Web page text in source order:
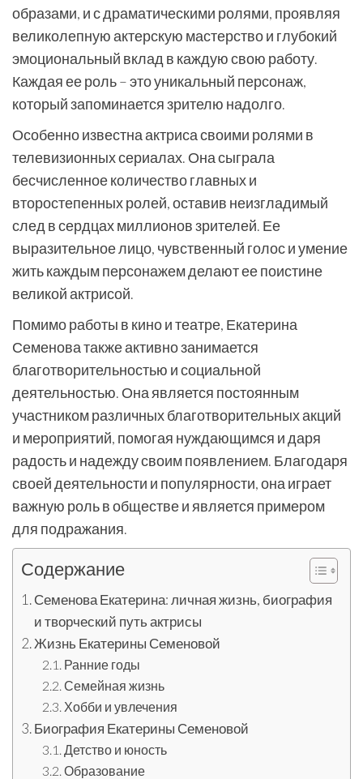
образами, и с драматическими ролями, проявляя
великолепную актерскую мастерство и глубокий
эмоциональный вклад в каждую свою работу.
Каждая ее роль – это уникальный персонаж,
который запоминается зрителю надолго.
Особенно известна актриса своими ролями в
телевизионных сериалах. Она сыграла
бесчисленное количество главных и
второстепенных ролей, оставив неизгладимый
след в сердцах миллионов зрителей. Ее
выразительное лицо, чувственный голос и умение
жить каждым персонажем делают ее поистине
великой актрисой.
Помимо работы в кино и театре, Екатерина
Семенова также активно занимается
благотворительностью и социальной
деятельностью. Она является постоянным
участником различных благотворительных акций
и мероприятий, помогая нуждающимся и даря
радость и надежду своим появлением. Благодаря
своей деятельности и популярности, она играет
важную роль в обществе и является примером
для подражания.
Содержание
Семенова Екатерина: личная жизнь, биография
и творческий путь актрисы
Жизнь Екатерины Семеновой
Ранние годы
Семейная жизнь
Хобби и увлечения
Биография Екатерины Семеновой
Детство и юность
Образование